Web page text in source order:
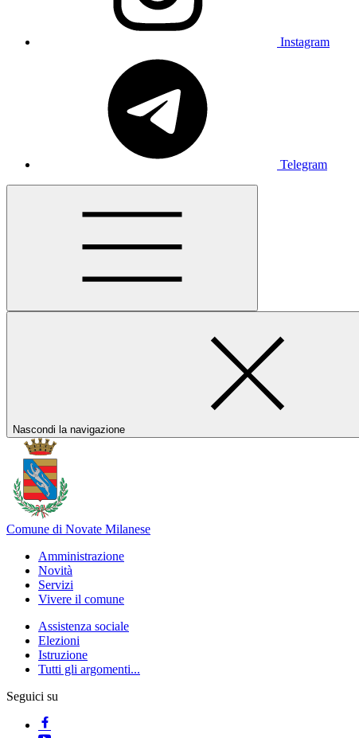
Instagram
Telegram
Nascondi la navigazione
Comune di Novate Milanese
Amministrazione
Novità
Servizi
Vivere il comune
Assistenza sociale
Elezioni
Istruzione
Tutti gli argomenti...
Seguici su